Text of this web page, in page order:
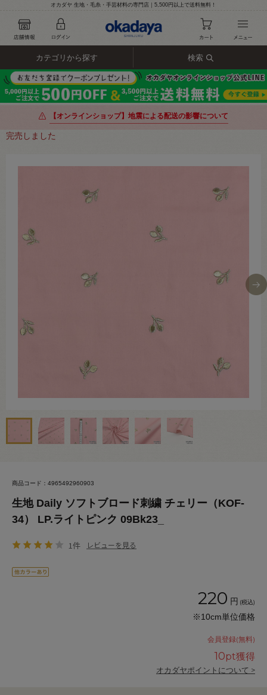
オカダヤ 生地・毛糸・手芸材料の専門店｜5,500円以上で送料無料！
カテゴリから探す 検索
【オンラインショップ】地震による配送の影響について
完売しました
商品コード：4965492960903
生地 Daily ソフトブロード刺繍 チェリー（KOF-
34） LP.ライトピンク 09Bk23_
1件 レビューを見る
220 円 (税込)
※10cm単位価格
会員登録(無料)
10pt獲得
オカダヤポイントについて >